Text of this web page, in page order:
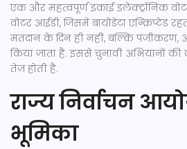
एक और महत्वपूर्ण इकाईइलेक्ट्रॉनिक
वोटर आईडी, जिसमें बायोडेटा एन्क्रिप्टेड
मतदान के दिन ही नहीं, बल्कि
किया जाता है. इससे चुनावी अभियानों की
तेज़ होती है.
राज्य निर्वाचन
भूमिका